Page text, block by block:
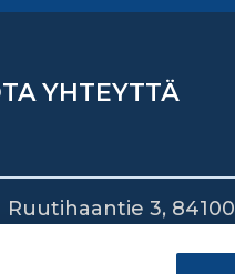
YHTEYTTÄ
Ruutihaantie 3, 84100